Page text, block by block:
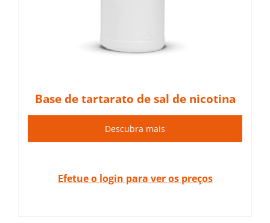
Base de tartarato de sal de nicotina
Descubra mais
Efetue o login para ver os preços